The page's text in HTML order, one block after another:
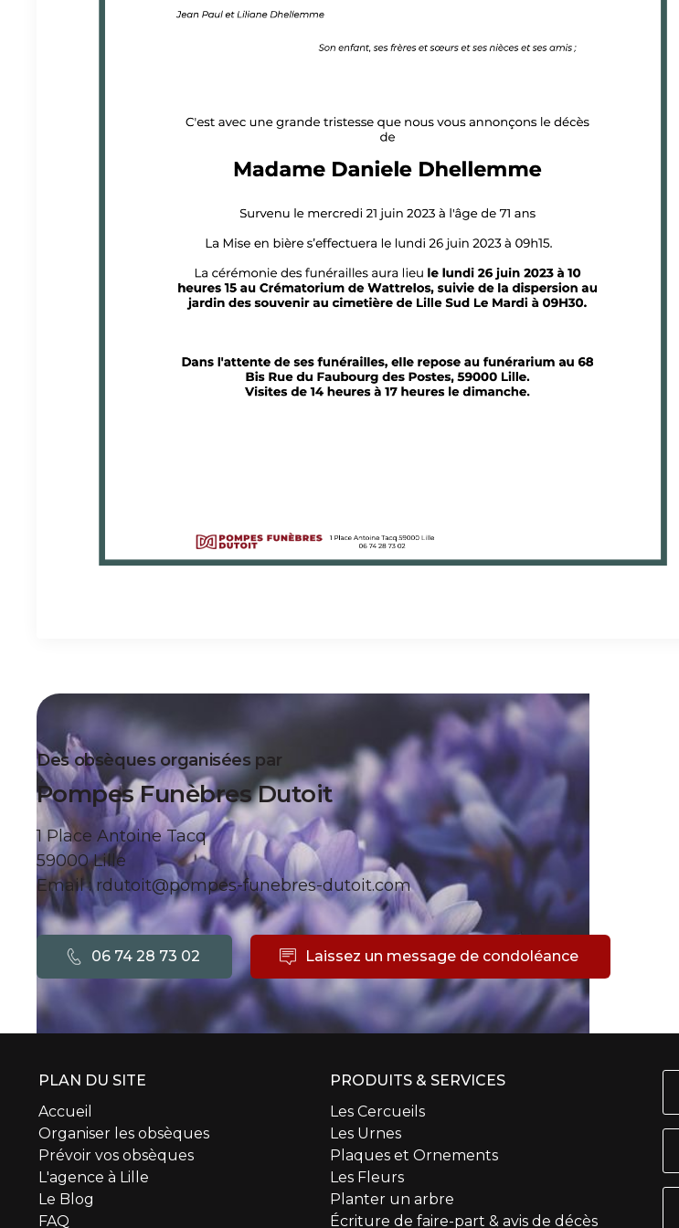
Des obsèques organisées par
Pompes Funèbres Dutoit
1 Place Antoine Tacq
59000 Lille
Email : rdutoit@pompes-funebres-dutoit.com
06 74 28 73 02 Laissez un message de condoléance
PLAN DU SITE
Accueil
Organiser les obsèques
Prévoir vos obsèques
L'agence à Lille
Le Blog
FAQ
PRODUITS & SERVICES
Les Cercueils
Les Urnes
Plaques et Ornements
Les Fleurs
Planter un arbre
Écriture de faire-part & avis de décès